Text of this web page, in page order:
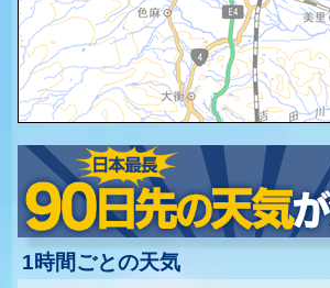
1時間ごとの天気